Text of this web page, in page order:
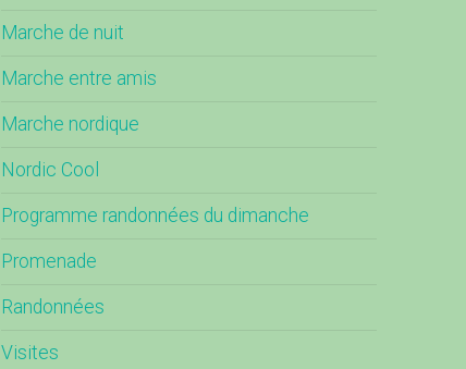
Marche de nuit
Marche entre amis
Marche nordique
Nordic Cool
Programme randonnées du dimanche
Promenade
Randonnées
Visites